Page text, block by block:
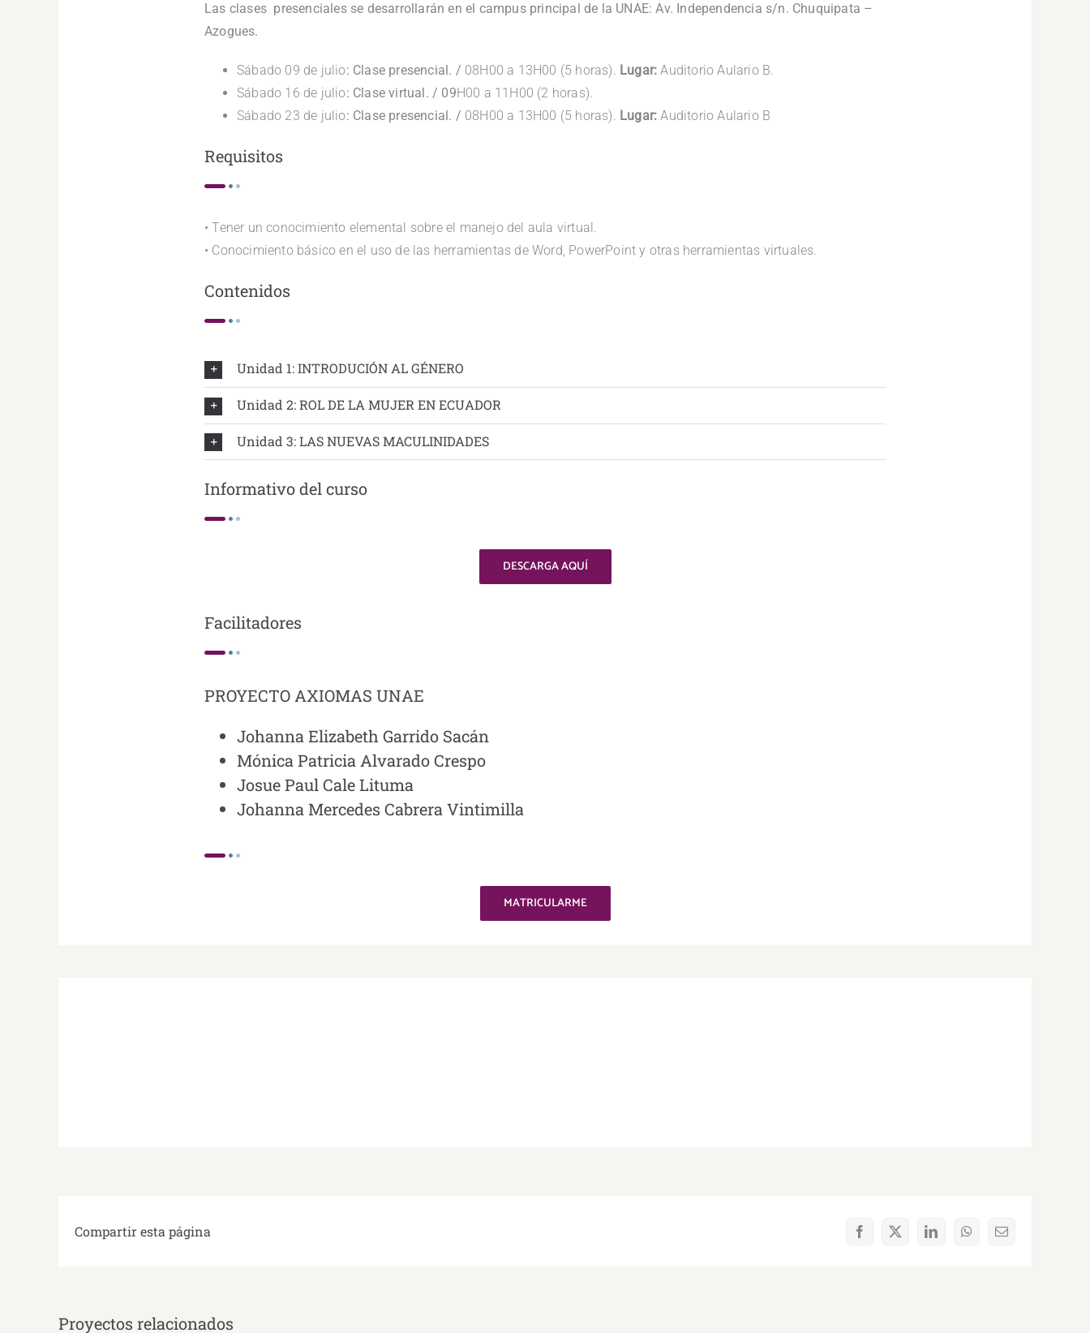
Las clases presenciales se desarrollarán en el campus principal de la UNAE: Av. Independencia s/n. Chuquipata –
Azogues.
Sábado 09 de julio: Clase presencial. / 08H00 a 13H00 (5 horas). Lugar:Auditorio Aulario B.
Sábado 16 de julio: Clase virtual. / 09H00 a 11H00 (2 horas).
Sábado 23 de julio: Clase presencial. / 08H00 a 13H00 (5 horas). Lugar:Auditorio Aulario B
Requisitos
• Tener un conocimiento elemental sobre el manejo del aula virtual.
• Conocimiento básico en el uso de las herramientas de Word, PowerPoint y otras herramientas virtuales.
Contenidos
Unidad 1: INTRODUCIÓN AL GÉNERO
Unidad 2: ROL DE LA MUJER EN ECUADOR
Unidad 3: LAS NUEVAS MACULINIDADES
Informativo del curso
DESCARGA AQUÍ
Facilitadores
PROYECTO AXIOMAS UNAE
Johanna Elizabeth Garrido Sacán
Mónica Patricia Alvarado Crespo
Josue Paul Cale Lituma
Johanna Mercedes Cabrera Vintimilla
MATRICULARME
Compartir esta página Facebook
X LinkedInWhatsAppCorreo
Proyectos relacionados